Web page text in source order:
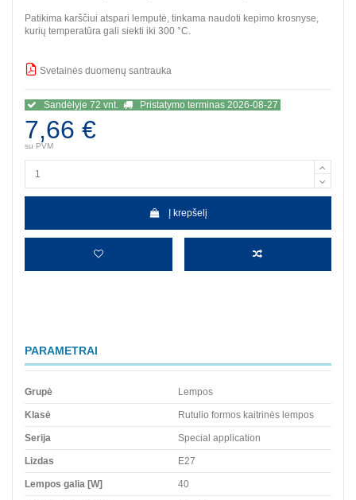
Patikima karščiui atspari lemputė, tinkama naudoti kepimo krosnyse,
kurių temperatūra gali siekti iki 300 °C.
Svetainės duomenų santrauka
Sandėlyje 72 vnt. Pristatymo terminas 2026-08-27
7,66 €
su PVM
Į krepšelį
PARAMETRAI
Grupė Lempos
Klasė Rutulio formos kaitrinės lempos
Serija Special application
Lizdas E27
Lempos galia [W] 40